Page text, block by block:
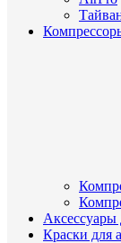
Аксессуары
Краски для